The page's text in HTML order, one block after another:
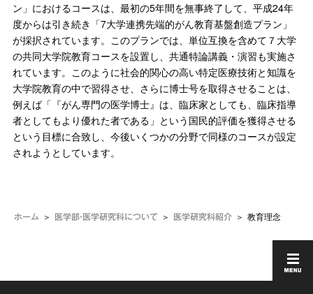
ホーム 医学部・医学研究科について 医学研究科紹介 教育理念
ン」におけるコースは、最初の5年間を無事終了して、平成24年
度からは引き続き「7大学連携先端的がん教育基盤創造プラン」
が採択されています。このプランでは、単位互換を含めて７大学
の共同大学院教育コースを設置し、共通特論講義・演習も実施さ
れています。このように社会的関心の高い特定医療技術と知識を
大学院教育の中で習得させ、さらに博士号を取得させることは、
例えば「『がん専門の医学博士』は、臨床家としても、臨床指導
者としてもより優れた者である」という国民的評価を獲得させる
という目標に合致し、今後いくつかの分野で同様のコースが設定
されようとしています。